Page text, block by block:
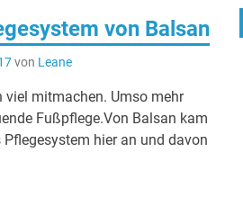
von Balsan
von Leane
viel mitmachen. Umso mehr
Fußpflege.Von Balsan kam
hier an und davon